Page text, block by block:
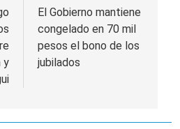
y
El Gobierno mantiene
congelado en 70 mil
pesos el bono de los
jubilados